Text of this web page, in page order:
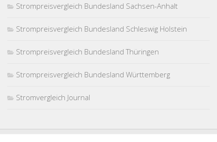
Strompreisvergleich Bundesland Sachsen-Anhalt
Strompreisvergleich Bundesland Schleswig Holstein
Strompreisvergleich Bundesland Thüringen
Strompreisvergleich Bundesland Württemberg
Stromvergleich Journal